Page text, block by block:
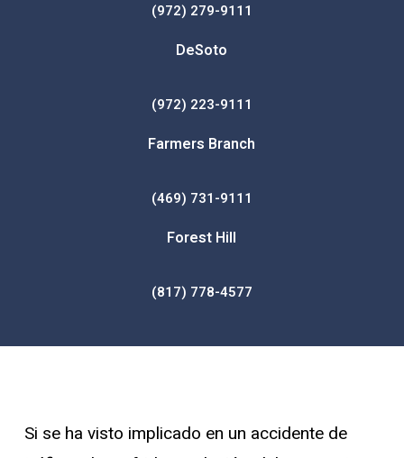
(972) 279-9111
DeSoto
(972) 223-9111
Farmers Branch
(469) 731-9111
Forest Hill
(817) 778-4577
Si se ha visto implicado en un accidente de